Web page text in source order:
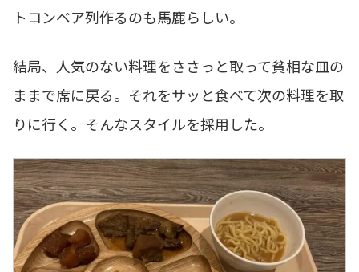
トコンベア列作るのも馬鹿らしい。
結局、人気のない料理をささっと取って貧相な皿の
ままで席に戻る。それをサッと食べて次の料理を取
りに行く。そんなスタイルを採用した。